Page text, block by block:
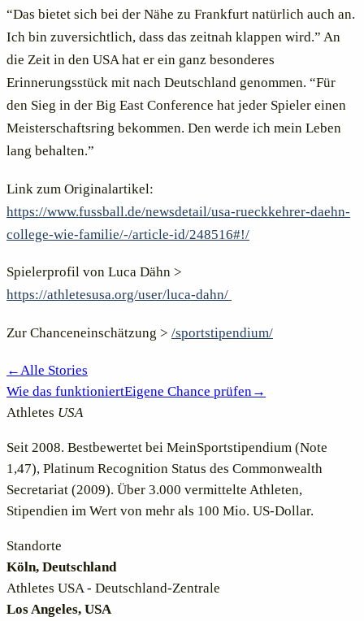
“Das bietet sich bei der Nähe zu Frankfurt natürlich auch an.
Ich bin zuversichtlich, dass das zeitnah klappen wird.” An
die Zeit in den USA hat er ein ganz besonderes
Erinnerungsstück mit nach Deutschland genommen. “Für
den Sieg in der Big East Conference hat jeder Spieler einen
Meisterschaftsring bekommen. Den werde ich mein Leben
lang behalten.”
Link zum Originalartikel:
https://www.fussball.de/newsdetail/usa-rueckkehrer-daehn-
college-wie-familie/-/article-id/248516#!/
Spielerprofil von Luca Dähn >
https://athletesusa.org/user/luca-dahn/
Zur Chanceneinschätzung > /sportstipendium/
← Alle Stories
Wie das funktioniertEigene Chance prüfen →
Athletes USA
Seit 2008. Bestbewertet bei MeinSportstipendium (Note
1,47), Platinum Recognition Status des Commonwealth
Secretariat (2009). Über 3.000 vermittelte Athleten,
Stipendien im Wert von mehr als 100 Mio. US-Dollar.
Standorte
Köln, Deutschland
Athletes USA - Deutschland-Zentrale
Los Angeles, USA